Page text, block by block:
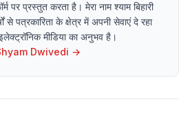
पर प्रस्तुत करता है। मेरा नाम श्याम बिहारी
से पत्रकारिता के क्षेत्र में अपनी सेवाएं दे रहा
मीडिया का अनुभव है।
Dwivedi →